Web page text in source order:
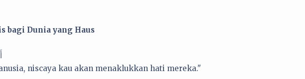
bagi Dunia yang Haus
niscaya kau akan menaklukkan hati mereka."